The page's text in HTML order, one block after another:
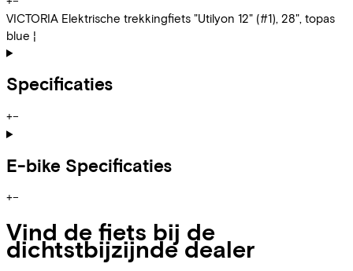
VICTORIA Elektrische trekkingfiets "Utilyon 12" (#1), 28", topas
blue ¦
Specificaties
+−
E-bike Specificaties
+−
Vind de fiets bij de
dichtstbijzijnde dealer